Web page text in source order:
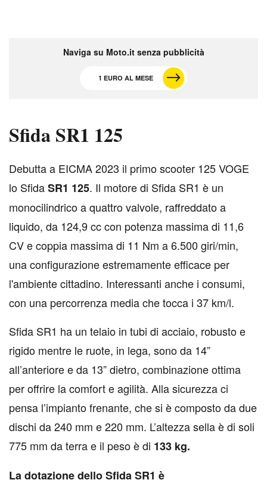
Naviga su Moto.it senza pubblicità
1 EURO AL MESE
Sfida SR1 125
Debutta a EICMA 2023 il primo scooter 125 VOGE
lo SfidaSR1 125. Il motore di Sfida SR1 è un
monocilindrico a quattro valvole, raffreddato a
liquido, da 124,9 cc con potenza massima di 11,6
CV e coppia massima di 11 Nm a 6.500 giri/min,
una configurazione estremamente efficace per
l'ambiente cittadino. Interessanti anche i consumi,
con una percorrenza media che tocca i 37 km/l.
Sfida SR1 ha un telaio in tubi di acciaio, robusto e
rigido mentre le ruote, in lega, sono da 14”
all’anteriore e da 13” dietro, combinazione ottima
per offrire la comfort e agilità. Alla sicurezza ci
pensa l’impianto frenante, che si è composto da due
dischi da 240 mm e 220 mm. L’altezza sella è di soli
775 mm da terra e il peso è di 133 kg.
La dotazione dello Sfida SR1 è